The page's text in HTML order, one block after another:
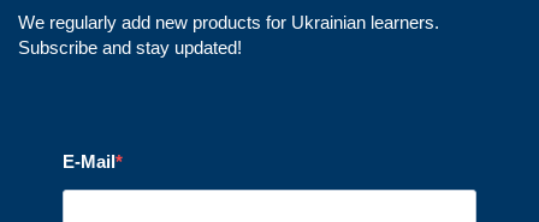
We regularly add new products for Ukrainian learners.
Subscribe and stay updated!
E-Mail